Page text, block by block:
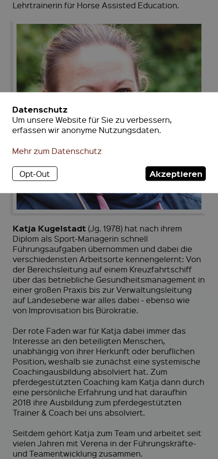
Lehrtrainerin für Horse Assisted Education.
Katja Kugelstadt(Jg. 1978) hat nach ihrem
Diplom als Sport-Managerin schnell
Führungsaufgaben übernommen und dabei die
verschiedensten Arbeitsorte kennengelernt: Von
der Bereichsleitung auf einem Kreuzfahrtschiff
über das betriebliche Gesundheitsmanagement in
einer großen Praxis bis zur Verwaltungsleitung
auf Landesebene war alles dabei - ebenso wie
von Improvisation bis Bürokratie.
Der rote Faden war für Katja dabei immer das
Interesse an den beteiligten Menschen,
unabhängig von ihrer Herkunft oder beruflichen
Position, weshalb sie zunächst eine systemische
Coachingausbildung absolviert hat. Zum
pferdegestützten Coaching kam Katja dann durch
eine persönliche Erfahrung und hat daraufhin
2018 ihre Ausbildung zum pferdegestützten
Trainer & Coach bei uns absolviert.
Seitdem gehört Katja zum Team und arbeitet seit
vielen Jahren mit Verena in der Führungskräfte-
und Teamentwicklung zusammen.
Datenschutz
Um unsere Website für Sie zu verbessern,
erfassen wir anonyme Nutzungsdaten.
Mehr zum Datenschutz
Opt-Out Akzeptieren